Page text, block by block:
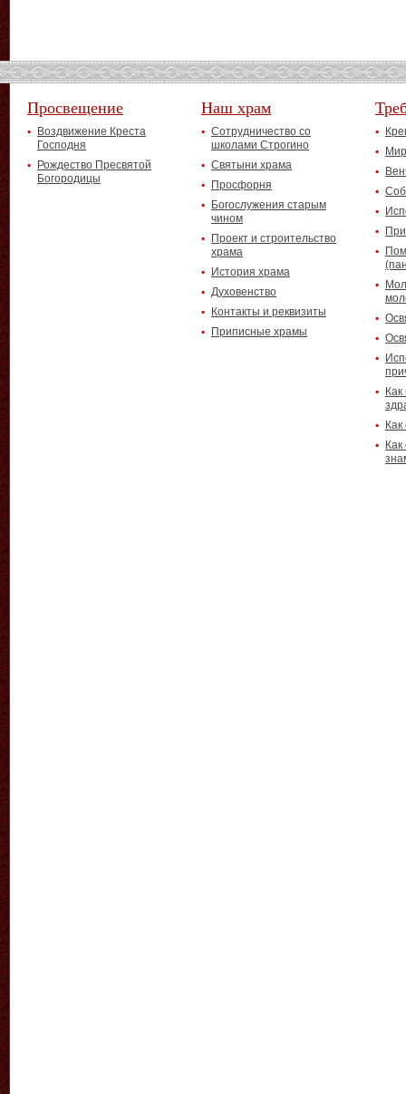
Просвещение
Воздвижение Креста
Господня
Рождество Пресвятой
Богородицы
Наш храм
Сотрудничество со
школами Строгино
Святыни храма
Просфорня
Богослужения старым
чином
Проект и строительство
храма
История храма
Духовенство
Контакты и реквизиты
Приписные храмы
Как